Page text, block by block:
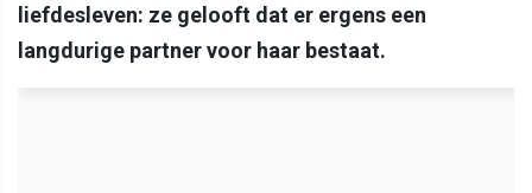
liefdesleven: ze gelooft dat er ergens een
langdurige partner voor haar bestaat.